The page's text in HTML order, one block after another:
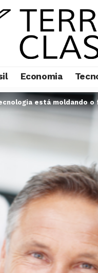
Economia
está moldando